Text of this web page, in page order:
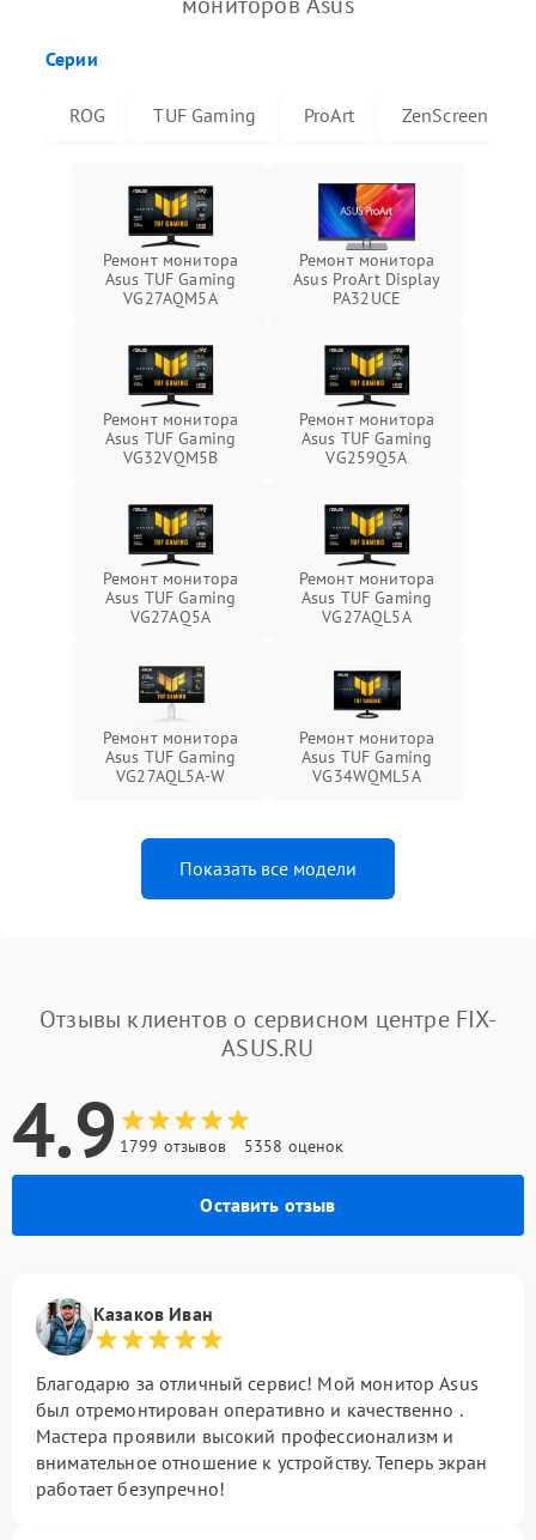
Серии
ROG TUF Gaming ProArt ZenScreen
Ремонт монитора
Asus TUF Gaming
VG27AQM5A
Ремонт монитора
Asus ProArt Display
PA32UCE
Ремонт монитора
Asus TUF Gaming
VG32VQM5B
Ремонт монитора
Asus TUF Gaming
VG259Q5A
Ремонт монитора
Asus TUF Gaming
VG27AQ5A
Ремонт монитора
Asus TUF Gaming
VG27AQL5A
Ремонт монитора
Asus TUF Gaming
VG27AQL5A-W
Ремонт монитора
Asus TUF Gaming
VG34WQML5A
Показать все модели
Отзывы клиентов о сервисном центре FIX-
ASUS.RU
4.9 1799 отзывов 5358 оценок
Оставить отзыв
Казаков Иван
Благодарю за отличный сервис! Мой монитор Asus
был отремонтирован оперативно и качественно .
Мастера проявили высокий профессионализм и
внимательное отношение к устройству. Теперь экран
работает безупречно!